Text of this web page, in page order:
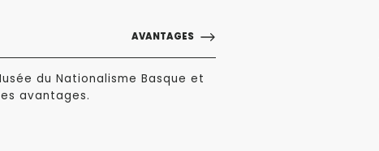
AVANTAGES
du Nationalisme Basque et
avantages.